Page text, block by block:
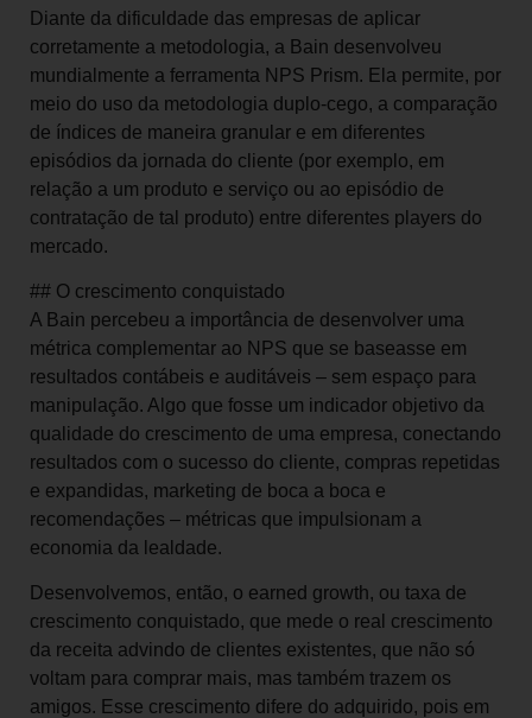
Diante da dificuldade das empresas de aplicar
corretamente a metodologia, a Bain desenvolveu
mundialmente a ferramenta NPS Prism. Ela permite, por
meio do uso da metodologia duplo-cego, a comparação
de índices de maneira granular e em diferentes
episódios da jornada do cliente (por exemplo, em
relação a um produto e serviço ou ao episódio de
contratação de tal produto) entre diferentes players do
mercado.
## O crescimento conquistado
A Bain percebeu a importância de desenvolver uma
métrica complementar ao NPS que se baseasse em
resultados contábeis e auditáveis – sem espaço para
manipulação. Algo que fosse um indicador objetivo da
qualidade do crescimento de uma empresa, conectando
resultados com o sucesso do cliente, compras repetidas
e expandidas, marketing de boca a boca e
recomendações – métricas que impulsionam a
economia da lealdade.
Desenvolvemos, então, o earned growth, ou taxa de
crescimento conquistado, que mede o real crescimento
da receita advindo de clientes existentes, que não só
voltam para comprar mais, mas também trazem os
amigos. Esse crescimento difere do adquirido, pois em